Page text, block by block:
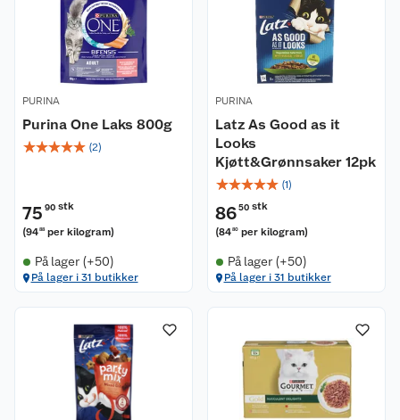
PURINA
Purina One Laks 800g
☆☆☆☆☆ (2)
75 90 stk
(9488 per kilogram)
På lager (+50)
På lager i 31 butikker
PURINA
Latz As Good as it
Looks
Kjøtt&Grønnsaker 12pk
☆☆☆☆☆ (1)
8650 stk
(8480 per kilogram)
På lager (+50)
På lager i 31 butikker
Kundeservice
Kontakt oss
Angre- og returrett